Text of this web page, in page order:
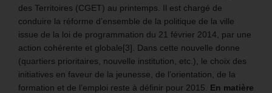
des Territoires (CGET) au printemps. Il est chargé de
conduire la réforme d’ensemble de la politique de la ville
issue de la loi de programmation du 21 février 2014, par une
action cohérente et globale[3]. Dans cette nouvelle donne
(quartiers prioritaires, nouvelle institution, etc.), le choix des
initiatives en faveur de la jeunesse, de l’orientation, de la
formation et de l’emploi reste à définir pour 2015. En matière